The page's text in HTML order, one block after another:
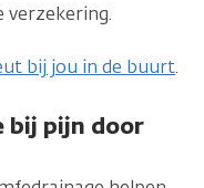
verzekering.
bij jou in de buurt.
bij pijn door